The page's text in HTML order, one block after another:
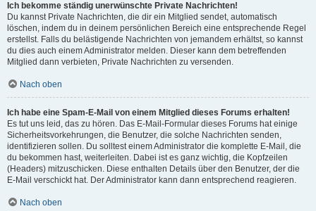
Ich bekomme ständig unerwünschte Private Nachrichten!
Du kannst Private Nachrichten, die dir ein Mitglied sendet, automatisch
löschen, indem du in deinem persönlichen Bereich eine entsprechende Regel
erstellst. Falls du belästigende Nachrichten von jemandem erhältst, so kannst
du dies auch einem Administrator melden. Dieser kann dem betreffenden
Mitglied dann verbieten, Private Nachrichten zu versenden.
Nach oben
Ich habe eine Spam-E-Mail von einem Mitglied dieses Forums erhalten!
Es tut uns leid, das zu hören. Das E-Mail-Formular dieses Forums hat einige
Sicherheitsvorkehrungen, die Benutzer, die solche Nachrichten senden,
identifizieren sollen. Du solltest einem Administrator die komplette E-Mail, die
du bekommen hast, weiterleiten. Dabei ist es ganz wichtig, die Kopfzeilen
(Headers) mitzuschicken. Diese enthalten Details über den Benutzer, der die
E-Mail verschickt hat. Der Administrator kann dann entsprechend reagieren.
Nach oben